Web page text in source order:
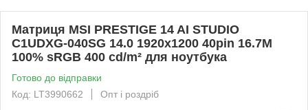
Матриця MSI PRESTIGE 14 AI STUDIO
C1UDXG-040SG 14.0 1920x1200 40pin 16.7M
100% sRGB 400 cd/m² для ноутбука
Готово до відправки
Код: LT3990662
Опт і роздріб